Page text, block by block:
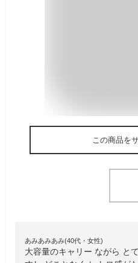
この商品を
あみあみあみ(40代・女性)
大容量のキャリー ながら と